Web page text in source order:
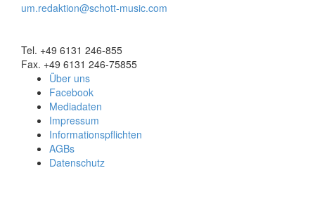
um.redaktion@schott-music.com
Tel. +49 6131 246-855
Fax. +49 6131 246-75855
Über uns
Facebook
Mediadaten
Impressum
Informationspflichten
AGBs
Datenschutz